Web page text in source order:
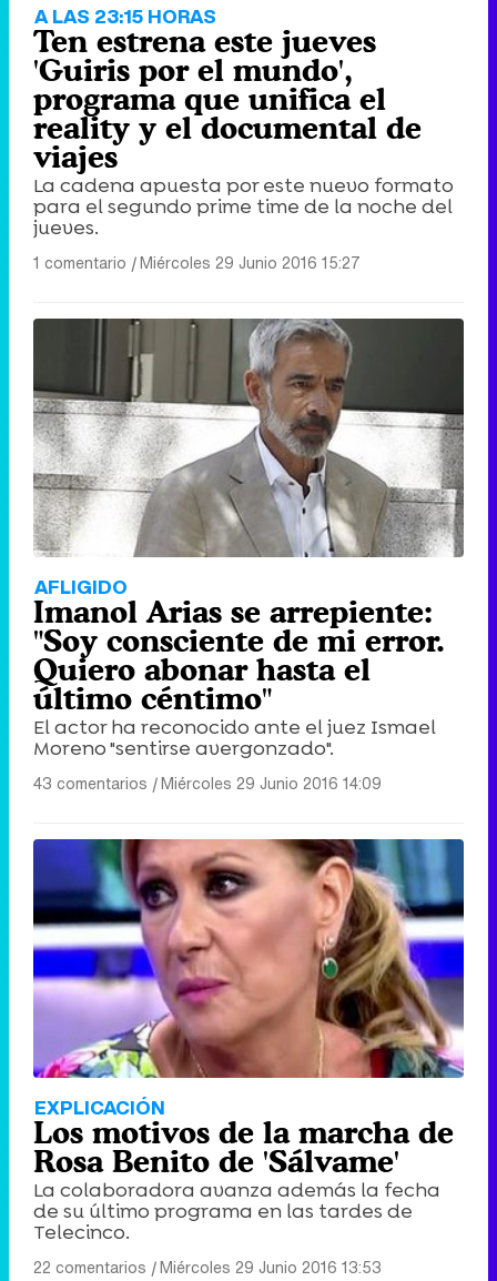
A LAS 23:15 HORAS
Ten estrena este jueves
'Guiris por el mundo',
programa que unifica el
reality y el documental de
viajes
La cadena apuesta por este nuevo formato
para el segundo prime time de la noche del
jueves.
1 comentario |Miércoles 29 Junio 2016 15:27
AFLIGIDO
Imanol Arias se arrepiente:
"Soy consciente de mi error.
Quiero abonar hasta el
último céntimo"
El actor ha reconocido ante el juez Ismael
Moreno "sentirse avergonzado".
43 comentarios |Miércoles 29 Junio 2016 14:09
EXPLICACIÓN
Los motivos de la marcha de
Rosa Benito de 'Sálvame'
La colaboradora avanza además la fecha
de su último programa en las tardes de
Telecinco.
22 comentarios |Miércoles 29 Junio 2016 13:53